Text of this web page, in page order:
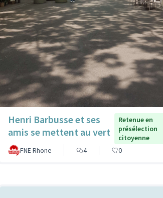
Henri Barbusse et ses
amis se mettent au vert
Retenue en
présélection
citoyenne
FNE Rhone
4 0